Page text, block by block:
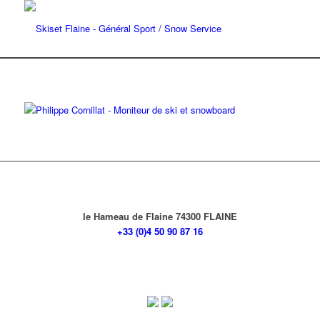
le Hameau de Flaine 74300 FLAINE
+33 (0)4 50 90 87 16